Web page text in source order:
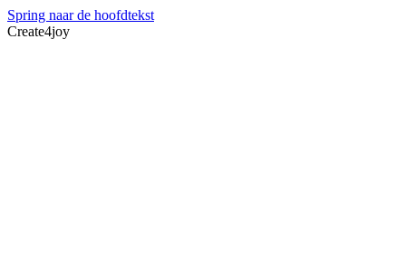
Spring naar de hoofdtekst
Create4joy